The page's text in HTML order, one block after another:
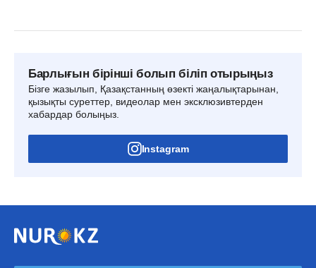
Барлығын бірінші болып біліп отырыңыз
Бізге жазылып, Қазақстанның өзекті жаңалықтарынан,
қызықты суреттер, видеолар мен эксклюзивтерден
хабардар болыңыз.
Instagram